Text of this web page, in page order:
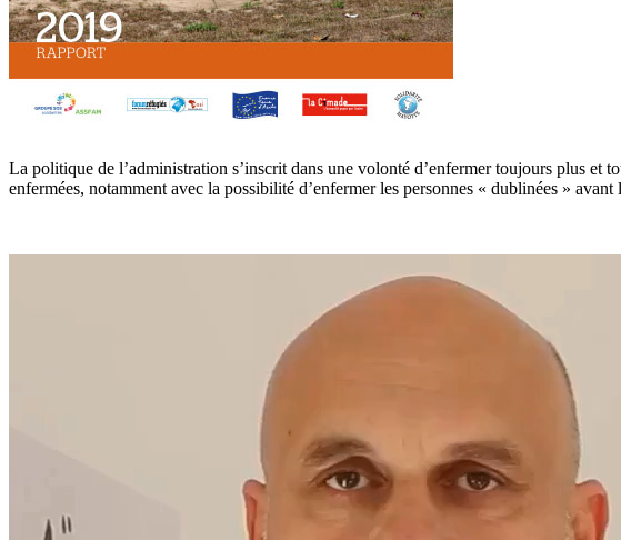
La politique de l’administration s’inscrit dans une volonté d’enfermer toujours plus et
enfermées, notamment avec la possibilité d’enfermer les personnes « dublinées »